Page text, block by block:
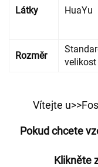
Látky HuaYu
Rozměr
velikost
Vítejte
Pokud chcete
Klikněte